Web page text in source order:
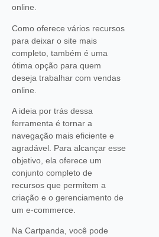
online.
Como oferece vários recursos
para deixar o site mais
completo, também é uma
ótima opção para quem
deseja trabalhar com vendas
online.
A ideia por trás dessa
ferramenta é tornar a
navegação mais eficiente e
agradável. Para alcançar esse
objetivo, ela oferece um
conjunto completo de
recursos que permitem a
criação e o gerenciamento de
um e-commerce.
Na Cartpanda, você pode